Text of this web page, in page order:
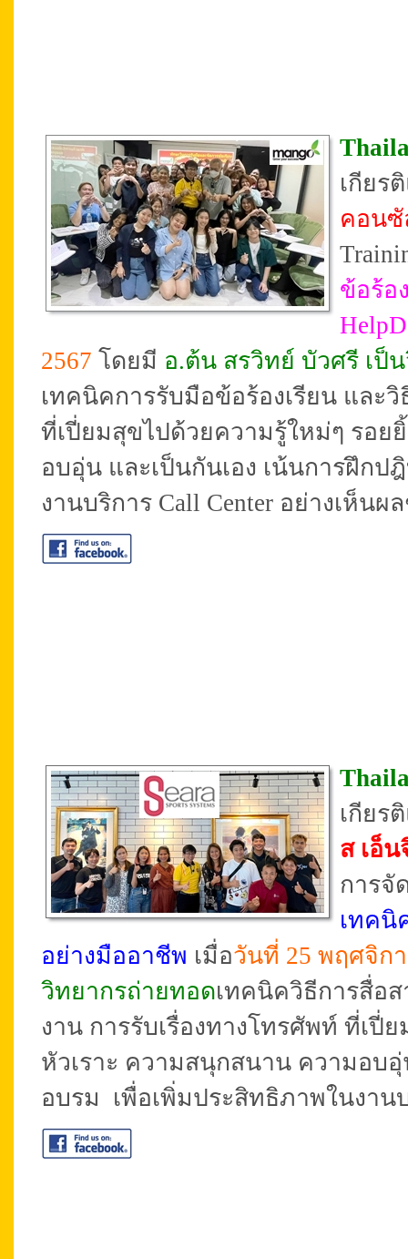
เกียร
คอน
ข้อร้อ
2567 โดยมี อ.ต้น สรวิทย์ บัวศรี เป็
เทคนิคการรับมือข้อร้องเรียน และ
ที่เปี่ยมสุขไปด้วยความรู้ใหม่ๆ รอย
อบอุ่น และเป็นกันเอง เน้นการฝึก
งานบริการ Call Center อย่างเห็นผ
เกียร
ส เอ็น
การจั
เทคนิ
อย่างมืออาชีพ เมื่อวันที่ 25 พฤศจิก
วิทยากรถ่ายทอดเทคนิควิธีการสื่อ
งาน การรับเรื่องทางโทรศัพท์ ที่เปี่
หัวเราะ ความสนุกสนาน ความอบ
อบรม เพื่อเพิ่มประสิทธิภาพในงาน